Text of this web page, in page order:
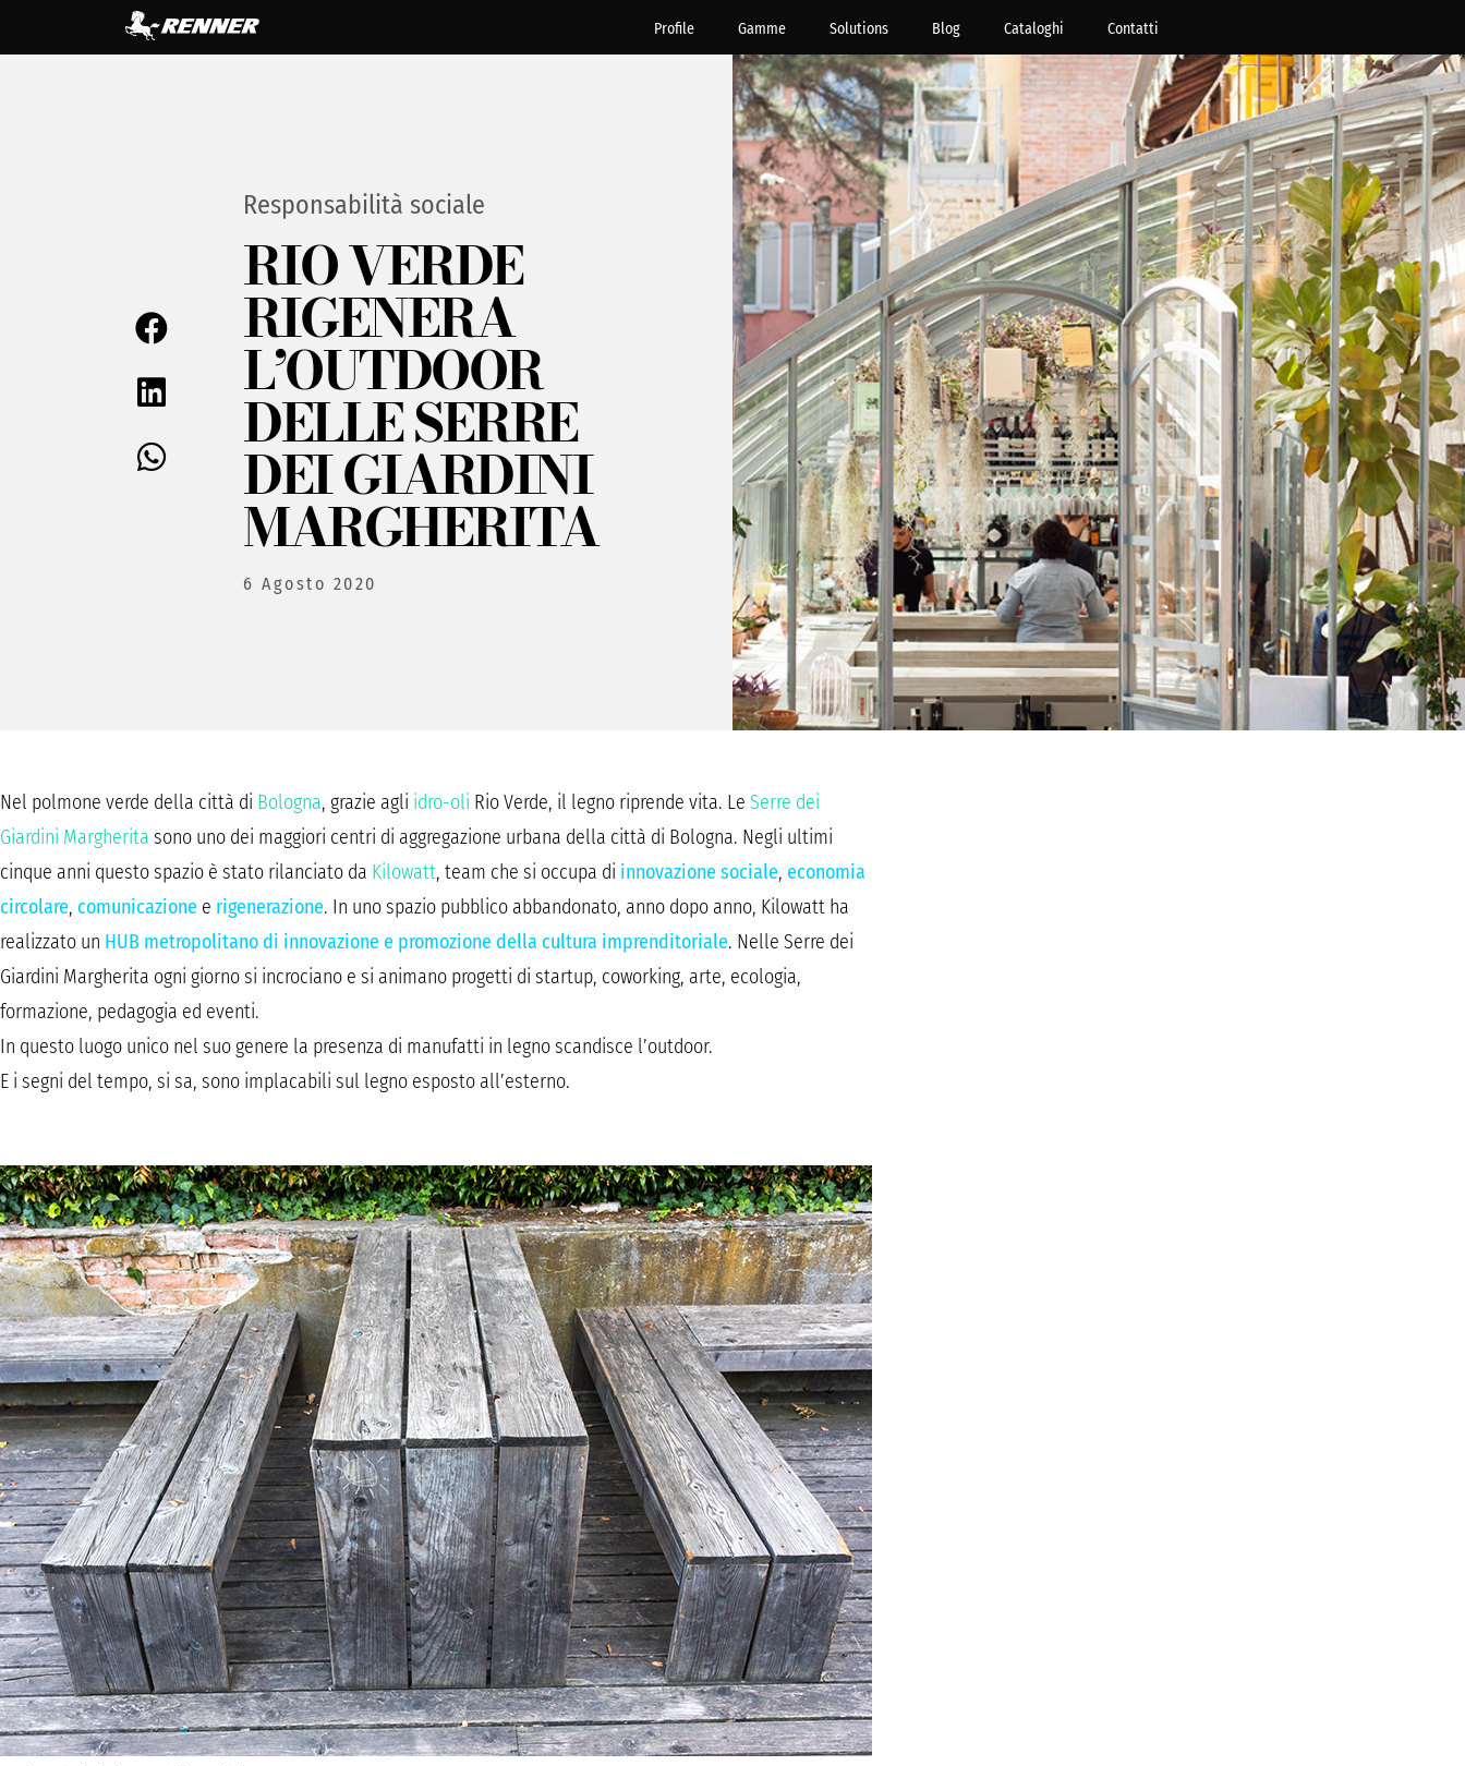
Profile Gamme Solutions Blog Cataloghi Contatti
Responsabilità sociale
RIO VERDE
RIGENERA
L’OUTDOOR
DELLE SERRE
DEI GIARDINI
MARGHERITA
6 Agosto 2020
Nel polmone verde della città di Bologna, grazie agli idro-oli Rio Verde, il legno riprende vita. Le Serre dei
Giardini Margherita sono uno dei maggiori centri di aggregazione urbana della città di Bologna. Negli ultimi
cinque anni questo spazio è stato rilanciato da Kilowatt, team che si occupa di innovazione sociale, economia
circolare, comunicazione e rigenerazione. In uno spazio pubblico abbandonato, anno dopo anno, Kilowatt ha
realizzato un HUB metropolitano di innovazione e promozione della cultura imprenditoriale. Nelle Serre dei
Giardini Margherita ogni giorno si incrociano e si animano progetti di startup, coworking, arte, ecologia,
formazione, pedagogia ed eventi.
In questo luogo unico nel suo genere la presenza di manufatti in legno scandisce l’outdoor.
E i segni del tempo, si sa, sono implacabili sul legno esposto all’esterno.